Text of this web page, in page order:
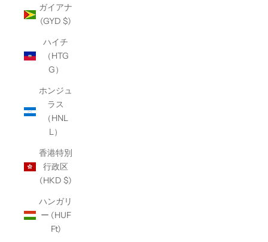
ガイアナ
(GYD $)
ハイチ
（HTG
G）
ホンジュ
ラス
（HNL
L）
香港特別
行政区
(HKD $)
ハンガリ
ー (HUF
Ft)